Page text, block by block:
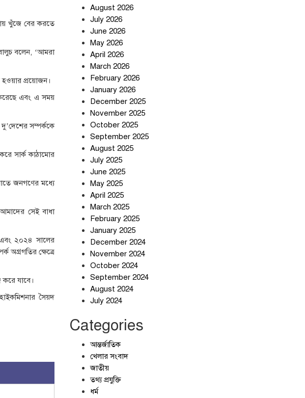
খুঁজে বের করতে
বলেন, ‘আমরা
হওয়ার প্রয়োজন।
করেছে এবং এ সময়
দু’দেশের সম্পর্ককে
সার্ক কাঠামোর
জনগণের মধ্যে
সেই বাধা
এবং ২০২৪ সালের
অগ্রগতির ক্ষেত্রে
যাবে।
সৈয়দ
August 2026
July 2026
June 2026
May 2026
April 2026
March 2026
February 2026
January 2026
December 2025
November 2025
October 2025
September 2025
August 2025
July 2025
June 2025
May 2025
April 2025
March 2025
February 2025
January 2025
December 2024
November 2024
October 2024
September 2024
August 2024
July 2024
Categories
আন্তর্জাতিক
খেলার সংবাদ
জাতীয়
তথ্য প্রযুক্তি
ধর্ম